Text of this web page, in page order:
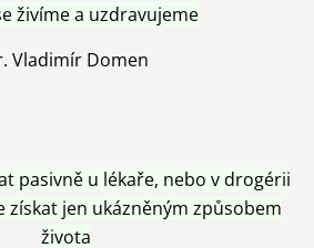
živíme a uzdravujeme
Vladimír Domen
pasivně u lékaře, nebo v drogérii
získat jen ukázněným způsobem
života